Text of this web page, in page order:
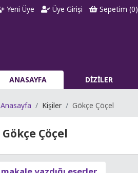
Yeni Üye Üye Girişi Sepetim (0)
ANASAYFA DİZİLER
Anasayfa Kişiler Gökçe Çöçel
Gökçe Çöçel